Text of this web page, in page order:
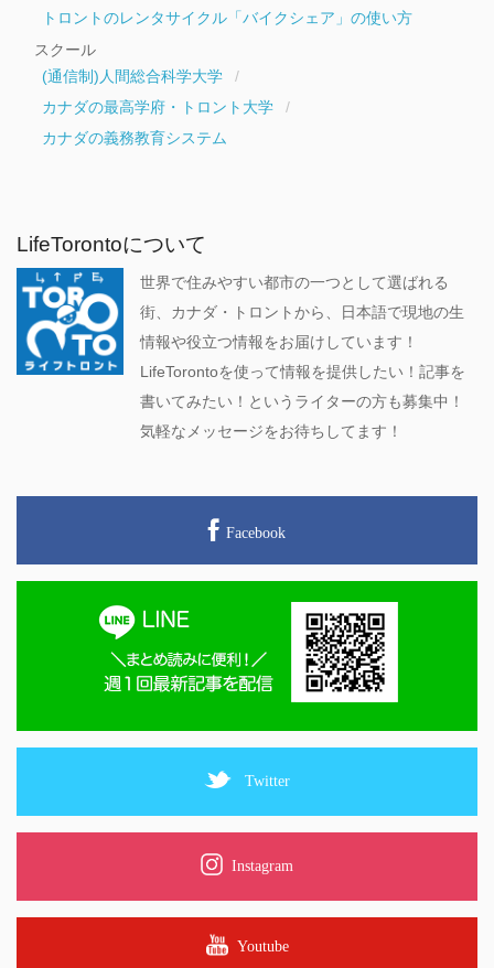
トロントのレンタサイクル「バイクシェア」の使い方
スクール
(通信制)人間総合科学大学
カナダの最高学府・トロント大学
カナダの義務教育システム
LifeTorontoについて
世界で住みやすい都市の一つとして選ばれる
街、カナダ・トロントから、日本語で現地の生
情報や役立つ情報をお届けしています！
LifeTorontoを使って情報を提供したい！記事を
書いてみたい！というライターの方も募集中！
気軽なメッセージをお待ちしてます！
Facebook
Twitter
Instagram
Youtube